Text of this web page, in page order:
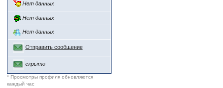
Нет данных
Нет данных
Нет данных
Отправить сообщение
скрыто
* Просмотры профиля обновляются
каждый час